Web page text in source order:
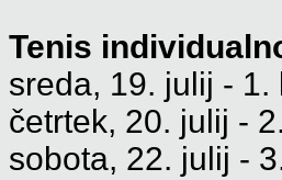
Tenis
sreda, 19. julij - 1.
četrtek, 20. julij -
sobota, 22. julij -